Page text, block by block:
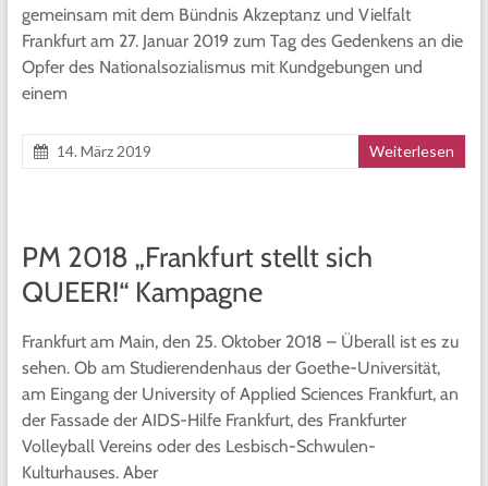
gemeinsam mit dem Bündnis Akzeptanz und Vielfalt
Frankfurt am 27. Januar 2019 zum Tag des Gedenkens an die
Opfer des Nationalsozialismus mit Kundgebungen und
einem
14. März 2019 Weiterlesen
PM 2018 „Frankfurt stellt sich
QUEER!“ Kampagne
Frankfurt am Main, den 25. Oktober 2018 – Überall ist es zu
sehen. Ob am Studierendenhaus der Goethe-Universität,
am Eingang der University of Applied Sciences Frankfurt, an
der Fassade der AIDS-Hilfe Frankfurt, des Frankfurter
Volleyball Vereins oder des Lesbisch-Schwulen-
Kulturhauses. Aber